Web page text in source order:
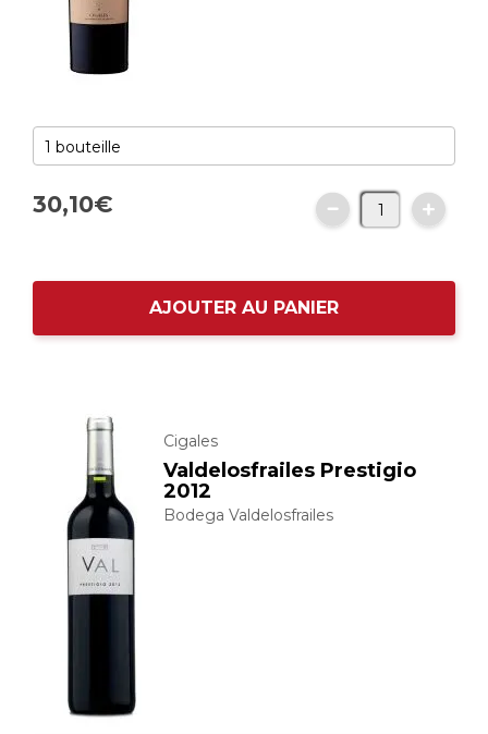
30,10€
AJOUTER AU PANIER
Cigales
Valdelosfrailes Prestigio
2012
Bodega Valdelosfrailes